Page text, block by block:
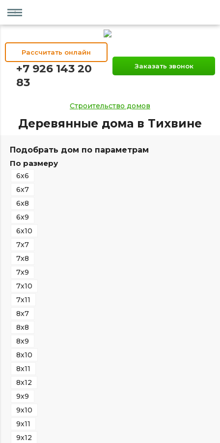
Рассчитать онлайн
+7 926 143 20
83
Заказать звонок
Строительство домов
Деревянные дома в Тихвине
Подобрать дом по параметрам
По размеру
6х6
6х7
6х8
6х9
6х10
7х7
7х8
7х9
7х10
7х11
8х7
8х8
8х9
8х10
8х11
8х12
9х9
9х10
9х11
9х12